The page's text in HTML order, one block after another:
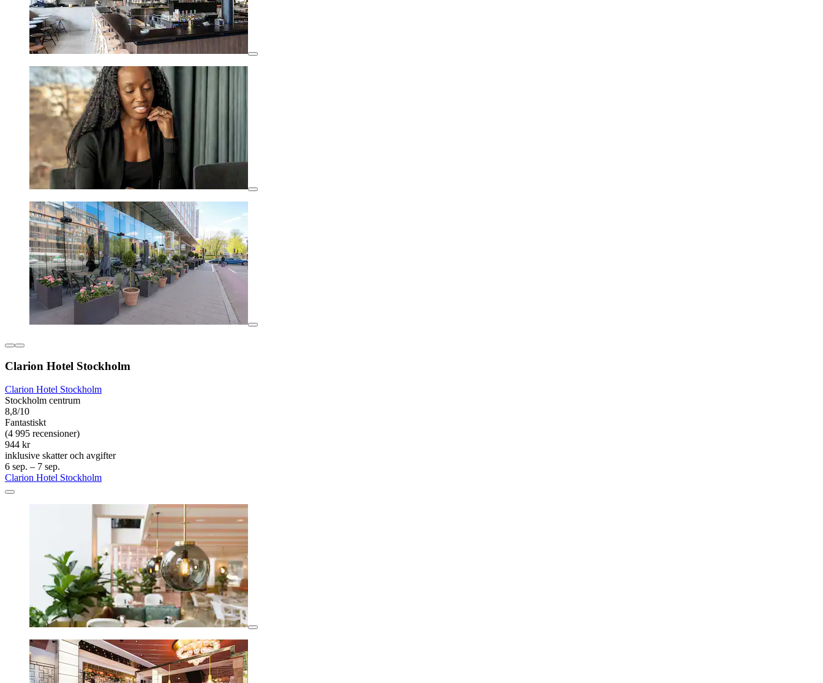
Clarion Hotel Stockholm
Clarion Hotel Stockholm
Stockholm centrum
8,8/10
Fantastiskt
(4 995 recensioner)
944 kr
inklusive skatter och avgifter
6 sep. – 7 sep.
Clarion Hotel Stockholm